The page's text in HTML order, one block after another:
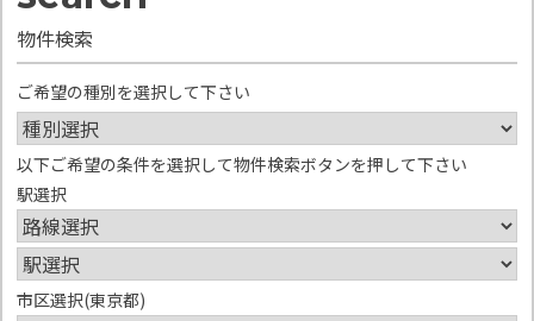
物件検索
ご希望の種別を選択して下さい
以下ご希望の条件を選択して物件検索ボタンを押して下さい
駅選択
市区選択(東京都)